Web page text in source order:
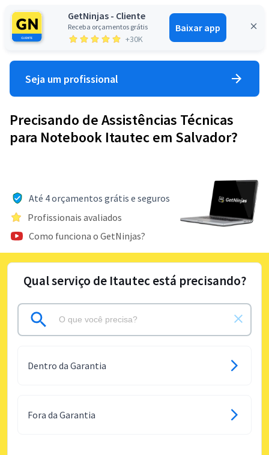
GetNinjas - Cliente
Receba orçamentos grátis
+30K
Baixar app
Entrar
Seja um profissional
Precisando de Assistências Técnicas
para Notebook Itautec em Salvador?
Até 4 orçamentos grátis e seguros
Profissionais avaliados
Como funciona o GetNinjas?
Qual serviço de Itautec está precisando?
Dentro da Garantia
Fora da Garantia